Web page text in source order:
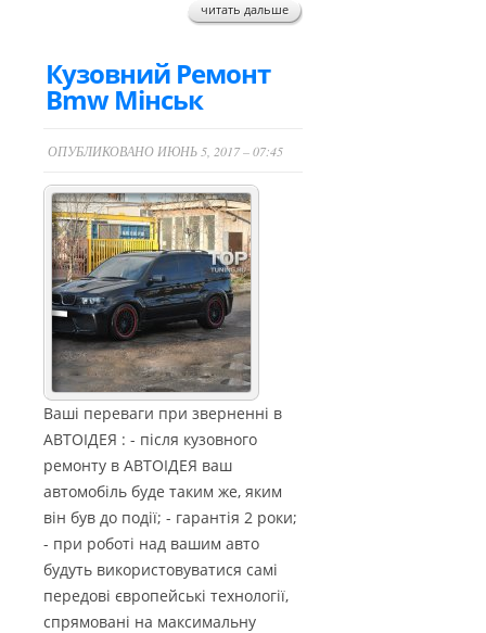
читать дальше
Кузовний Ремонт
Bmw Мінськ
ОПУБЛИКОВАНО ИЮНЬ 5, 2017 – 07:45
Ваші переваги при зверненні в
АВТОІДЕЯ : - після кузовного
ремонту в АВТОІДЕЯ ваш
автомобіль буде таким же, яким
він був до події; - гарантія 2 роки;
- при роботі над вашим авто
будуть використовуватися самі
передові європейські технології,
спрямовані на максимальну